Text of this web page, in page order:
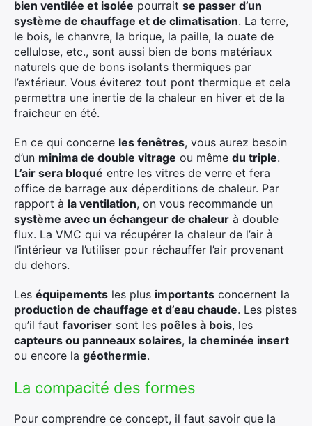
bien ventilée et isolée pourrait se passer d’un
système de chauffage et de climatisation. La terre,
le bois, le chanvre, la brique, la paille, la ouate de
cellulose, etc., sont aussi bien de bons matériaux
naturels que de bons isolants thermiques par
l’extérieur. Vous éviterez tout pont thermique et cela
permettra une inertie de la chaleur en hiver et de la
fraicheur en été.
En ce qui concerne les fenêtres, vous aurez besoin
d’un minima de double vitrage ou même du triple.
L’air sera bloqué entre les vitres de verre et fera
office de barrage aux déperditions de chaleur. Par
rapport à la ventilation, on vous recommande un
système avec un échangeur de chaleur à double
flux. La VMC qui va récupérer la chaleur de l’air à
l’intérieur va l’utiliser pour réchauffer l’air provenant
du dehors.
Les équipements les plus importants concernent la
production de chauffage et d’eau chaude. Les pistes
qu’il faut favoriser sont les poêles à bois, les
capteurs ou panneaux solaires, la cheminée insert
ou encore la géothermie.
La compacité des formes
Pour comprendre ce concept, il faut savoir que la